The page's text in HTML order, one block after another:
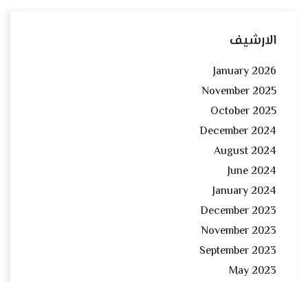
الارشيف
January 2026
November 2025
October 2025
December 2024
August 2024
June 2024
January 2024
December 2023
November 2023
September 2023
May 2023